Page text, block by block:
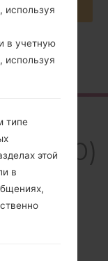
LGKP4000
используя
в учетную
используя
типе
этой
в